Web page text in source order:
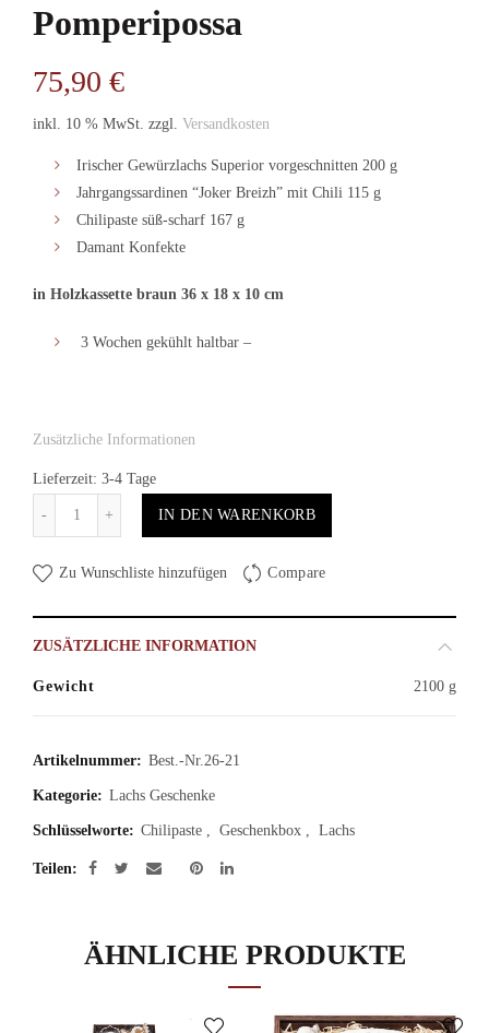
Pomperipossa
75,90 €
inkl. 10 % MwSt. zzgl. Versandkosten
Irischer Gewürzlachs Superior vorgeschnitten 200 g
Jahrgangssardinen “Joker Breizh” mit Chili 115 g
Chilipaste süß-scharf 167 g
Damant Konfekte
in Holzkassette braun 36 x 18 x 10 cm
3 Wochen gekühlt haltbar –
Zusätzliche Informationen
Lieferzeit: 3-4 Tage
Anzahl
IN DEN WARENKORB
Zu Wunschliste hinzufügen Compare
ZUSÄTZLICHE INFORMATION
Gewicht 2100 g
Artikelnummer: Best.-Nr.26-21
Kategorie: Lachs Geschenke
Schlüsselworte: Chilipaste , Geschenkbox , Lachs
Teilen
ÄHNLICHE PRODUKTE